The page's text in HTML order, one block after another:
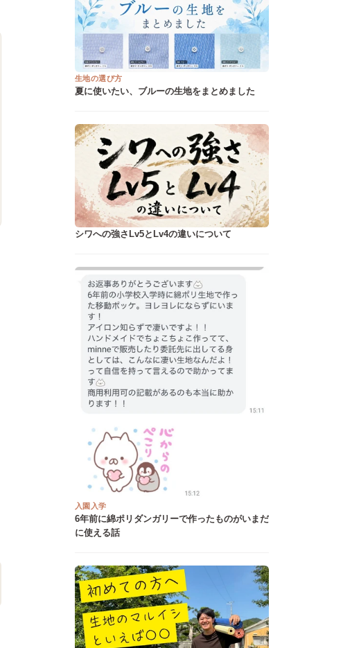
生地の選び方
夏に使いたい、ブルーの生地をまとめました
シワへの強さLv5とLv4の違いについて
入園入学
6年前に綿ポリダンガリーで作ったものがいまだ
に使える話